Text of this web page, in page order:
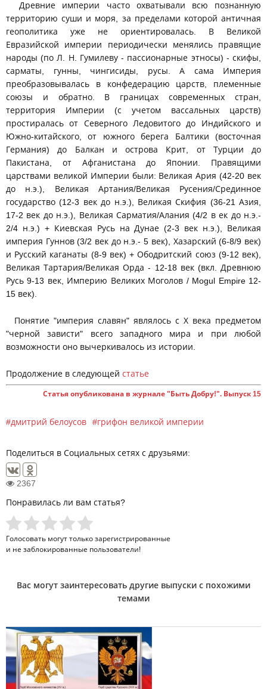
Древние империи часто охватывали всю познанную
территорию суши и моря, за пределами которой античная
геополитика уже не ориентировалась. В Великой
Евразийской империи периодически менялись правящие
народы (по Л. Н. Гумилеву - пассионарные этносы) - скифы,
сарматы, гунны, чингисиды, русы. А сама Империя
преобразовывалась в конфедерацию царств, племенные
союзы и обратно. В границах современных стран,
территория Империи (с учетом вассальных царств)
простиралась от Северного Ледовитого до Индийского и
Южно-китайского, от южного берега Балтики (восточная
Германия) до Балкан и острова Крит, от Турции до
Пакистана, от Афганистана до Японии. Правящими
царствами великой Империи были: Великая Ария (42-20 век
до н.э.), Великая Артания/Великая Русения/Срединное
государство (12-3 век до н.э.), Великая Скифия (36-21 Азия,
17-2 век до н.э.), Великая Сарматия/Алания (4/2 в ек до н.э.-
2/4 н.э.) + Киевская Русь на Дунае (2-3 век н.э.), Великая
империя Гуннов (3/2 век до н.э.- 5 век), Хазарский (6-8/9 век)
и Русский каганаты (8-9 век) + Ободритский союз (9-12 век),
Великая Тартария/Великая Орда - 12-18 век (вкл. Древнюю
Русь 9-13 век, Империю Великих Моголов / Mogul Empire 12-
15 век).
Понятие "империя славян" являлось с Х века предметом
"черной зависти" всего западного мира и при любой
возможности оно вычеркивалось из истории.
Продолжение в следующей статье
Статья опубликована в журнале "Быть Добру!". Выпуск 15
дмитрий белоусов грифон великой империи
Поделиться в Социальных сетях с друзьями:
2367
Понравилась ли вам статья?
Голосовать могут только зарегистрированные
и не заблокированные пользователи!
Вас могут заинтересовать другие выпуски с похожими
темами